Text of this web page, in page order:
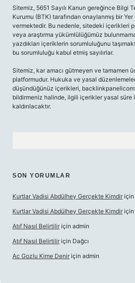
Sitemiz, 5651 Sayılı Kanun gereğince Bilgi
Kurumu (BTK) tarafından onaylanmış bir
vermektedir. Bu nedenle, sitedeki içerikleri
veya araştırma yükümlülüğümüz
yazdıkları içeriklerin sorumluluğunu
bu sorumluluğu kabul etmiş sayılırlar.
Sitemiz, kar amacı gütmeyen ve tamamen
platformudur. Hukuka ve yasal
düşündüğünüz içerikleri,
bildirmeniz halinde, ilgili içerikler yasal süre
kaldırılacaktır.
SON YORUMLAR
Kurtlar Vadisi Abdülhey Gerçekte Kimdir için
Kurtlar Vadisi Abdülhey Gerçekte Kimdir için
Atıf Nasıl Belirtilir için admin
Atıf Nasıl Belirtilir için Dağcı
Ac Gozlu Kime Denir için admin